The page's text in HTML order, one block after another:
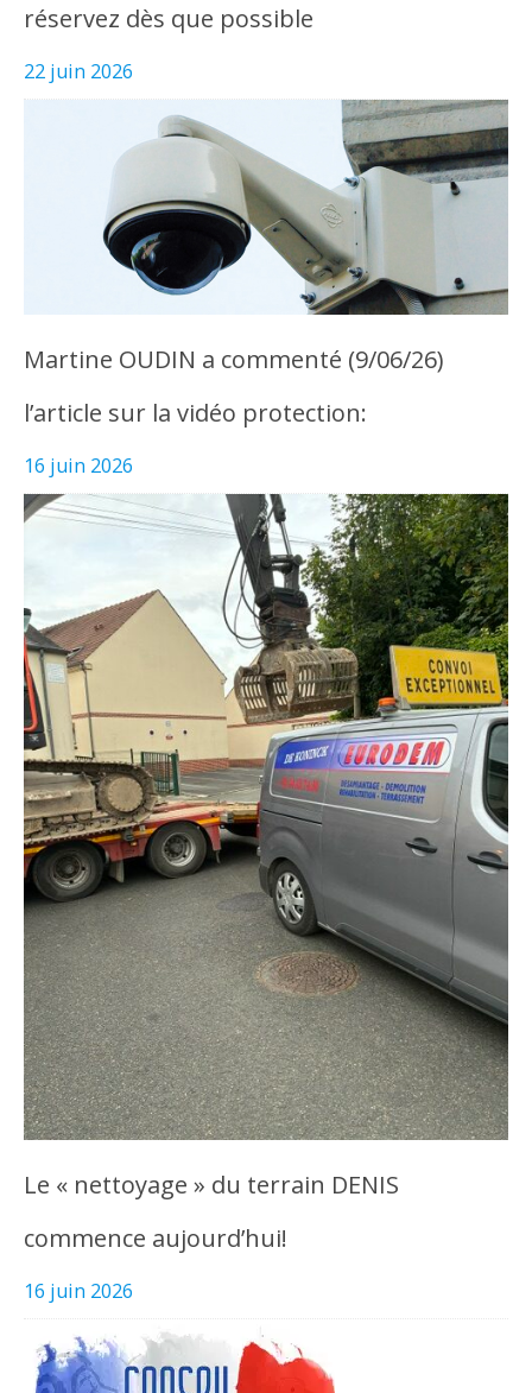
réservez dès que possible
22 juin 2026
Martine OUDIN a commenté (9/06/26)
l’article sur la vidéo protection:
16 juin 2026
Le « nettoyage » du terrain DENIS
commence aujourd’hui!
16 juin 2026